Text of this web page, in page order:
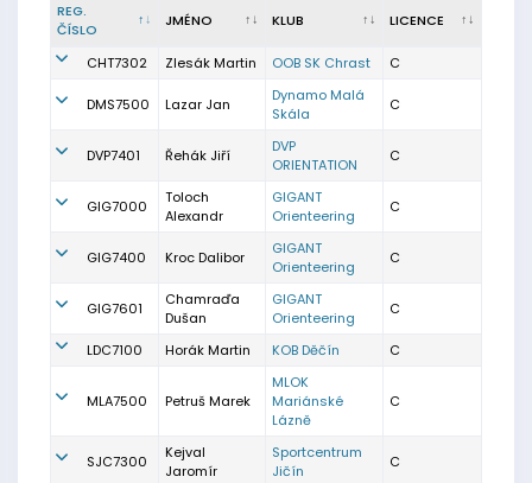
REG.
ČÍSLO
JMÉNO KLUB LICENCE
CHT7302 Zlesák Martin OOB SK Chrast C
DMS7500 Lazar Jan
Dynamo Malá
Skála
C
DVP7401 Řehák Jiří
DVP
ORIENTATION
C
GIG7000
Toloch
Alexandr
GIGANT
Orienteering
C
GIG7400 Kroc Dalibor
GIGANT
Orienteering
C
GIG7601
Chamraďa
Dušan
GIGANT
Orienteering
C
LDC7100 Horák Martin KOB Děčín C
MLA7500 Petruš Marek
MLOK
Mariánské
Lázně
C
SJC7300
Kejval
Jaromír
Sportcentrum
Jičín
C